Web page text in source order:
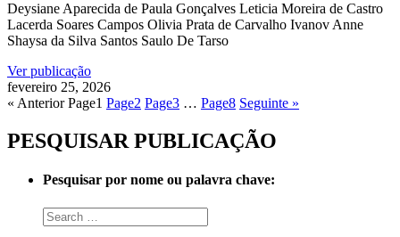
Deysiane Aparecida de Paula Gonçalves Leticia Moreira de Castro
Lacerda Soares Campos Olivia Prata de Carvalho Ivanov Anne
Shaysa da Silva Santos Saulo De Tarso
Ver publicação
fevereiro 25, 2026
« Anterior Page1 Page2 Page3 … Page8 Seguinte »
PESQUISAR PUBLICAÇÃO
Pesquisar por nome ou palavra chave: